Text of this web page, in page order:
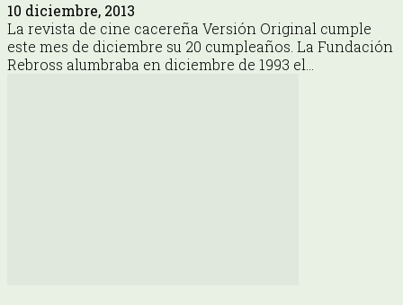
10 diciembre, 2013
La revista de cine cacereña Versión Original cumple
este mes de diciembre su 20 cumpleaños. La Fundación
Rebross alumbraba en diciembre de 1993 el...